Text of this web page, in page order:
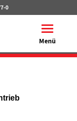
0
Toggle
Menü